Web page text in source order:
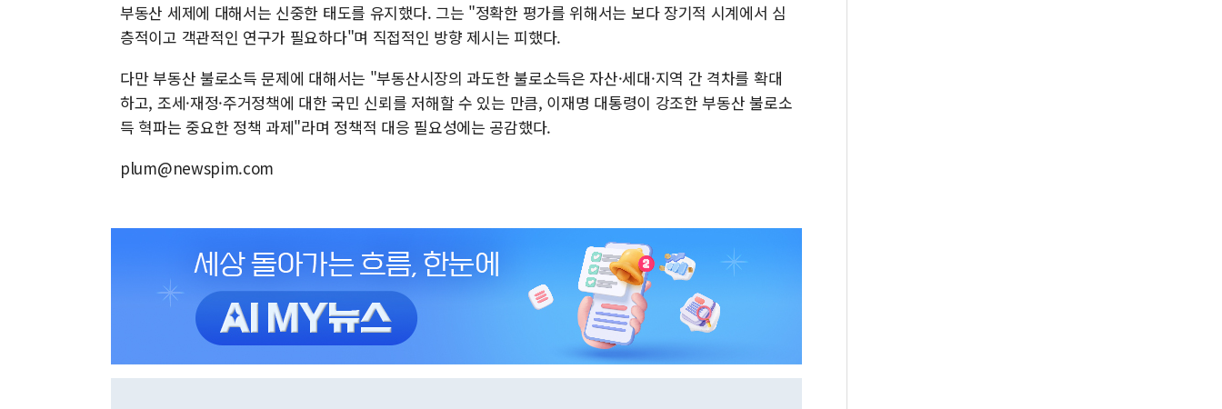
부동산 세제에 대해서는 신중한 태도를 유지했다. 그는 "정확한 평가를 위해서는 보다 장기적 시계에서 심
층적이고 객관적인 연구가 필요하다"며 직접적인 방향 제시는 피했다.
다만 부동산 불로소득 문제에 대해서는 "부동산시장의 과도한 불로소득은 자산·세대·지역 간 격차를 확대
하고, 조세·재정·주거정책에 대한 국민 신뢰를 저해할 수 있는 만큼, 이재명 대통령이 강조한 부동산 불로소
득 혁파는 중요한 정책 과제"라며 정책적 대응 필요성에는 공감했다.
plum@newspim.com